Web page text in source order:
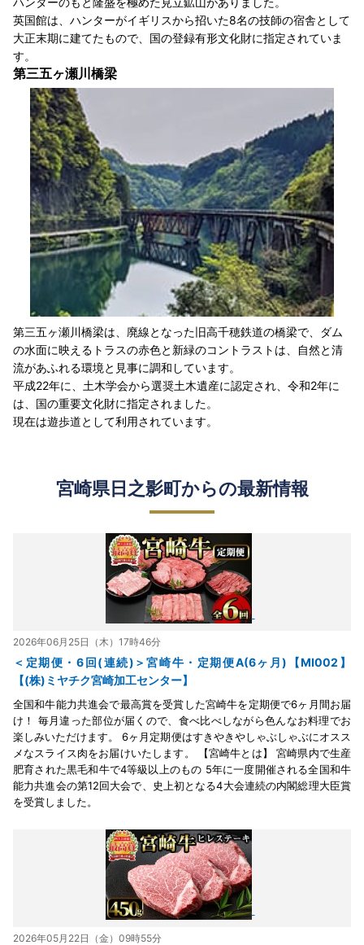
英国館は、ハンターがイギリスから招いた8名の技師の宿舎として
大正末期に建てたもので、国の登録有形文化財に指定されていま
す。
第三五ヶ瀬川橋梁
第三五ヶ瀬川橋梁は、廃線となった旧高千穂鉄道の橋梁で、ダム
の水面に映えるトラスの赤色と新緑のコントラストは、自然と清
流があふれる環境と見事に調和しています。
平成22年に、土木学会から選奨土木遺産に認定され、令和2年に
は、国の重要文化財に指定されました。
現在は遊歩道として利用されています。
宮崎県日之影町からの最新情報
2026年06月25日（木）17時46分
＜定期便・6回(連続)＞宮崎牛・定期便A(6ヶ月)【MI002】
【(株)ミヤチク宮崎加工センター】
全国和牛能力共進会で最高賞を受賞した宮崎牛を定期便で6ヶ月間お届
け！ 毎月違った部位が届くので、食べ比べしながら色んなお料理でお
楽しみいただけます。 6ヶ月定期便はすきやきやしゃぶしゃぶにオスス
メなスライス肉をお届けいたします。 【宮崎牛とは】 宮崎県内で生産
肥育された黒毛和牛で4等級以上のもの 5年に一度開催される全国和牛
能力共進会の第12回大会で、史上初となる4大会連続の内閣総理大臣賞
を受賞しました。
2026年05月22日（金）09時55分